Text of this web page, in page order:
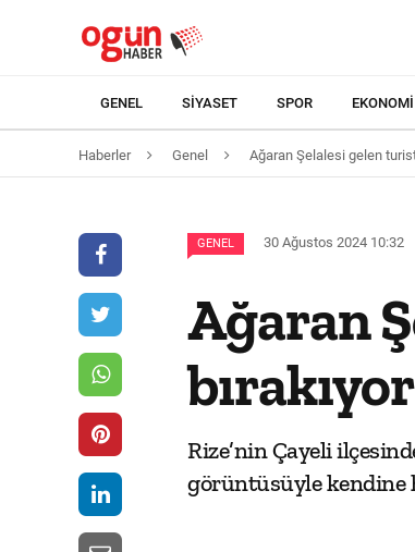
GENEL SIYASET SPOR EKONOMI
Haberler Genel Ağaran Şelalesi gelen
GENEL 30 Ağustos 2024 10:32
Ağaran
bırakıyor
Rize’nin Çayeli
görüntüsüyle kendine